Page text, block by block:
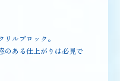
ルブロック。
のある仕上がりは必見で